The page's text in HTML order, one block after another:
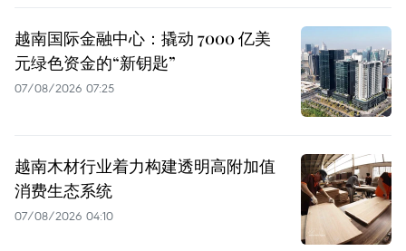
越南国际金融中心：撬动 7000 亿美
元绿色资金的“新钥匙”
07/08/2026 07:25
越南木材行业着力构建透明高附加值
消费生态系统
07/08/2026 04:10